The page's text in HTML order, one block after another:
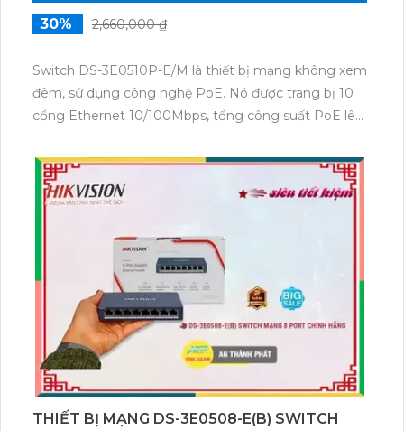
30% 2,660,000 ₫
Switch DS-3E0510P-E/M là thiết bị mạng không xem
đêm, sử dụng công nghệ PoE. Nó được trang bị 10
cổng Ethernet 10/100Mbps, tổng công suất PoE lên
STP, SNMP với tương tác dễ dàng qua giao diện web
hoặc CLI. Với thiết kế nhỏ gọn, DS-3E0510P-E/M là
lựa chọn lý tưởng cho các hệ thống mạng vừa và
THIẾT BỊ MẠNG DS-3E0508-E(B) SWITCH